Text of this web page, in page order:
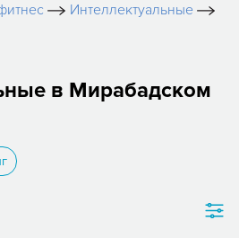
Интеллектуальные
в Мирабадском